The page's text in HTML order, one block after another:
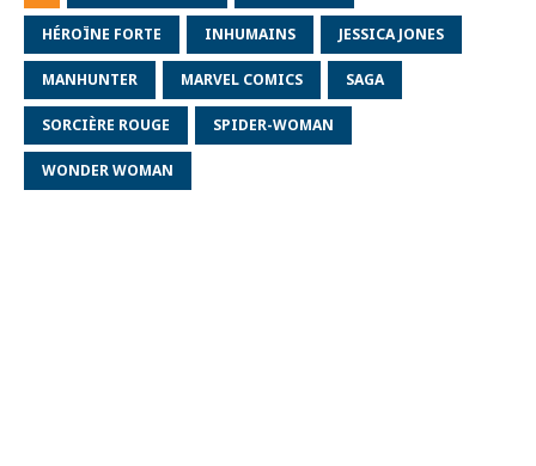
HÉROÏNE FORTE INHUMAINS JESSICA JONES
MANHUNTER MARVEL COMICS SAGA
SORCIÈRE ROUGE SPIDER-WOMAN
WONDER WOMAN